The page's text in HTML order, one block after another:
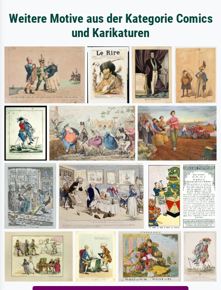
Weitere Motive aus der Kategorie Comics
und Karikaturen